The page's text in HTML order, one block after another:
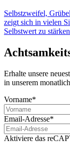
Selbstzweifel,
zeigt sich in vielen
Selbstwert zu
Erhalte unsere
in unserem
Vorname*
Email-Adresse*
Aktiviere das